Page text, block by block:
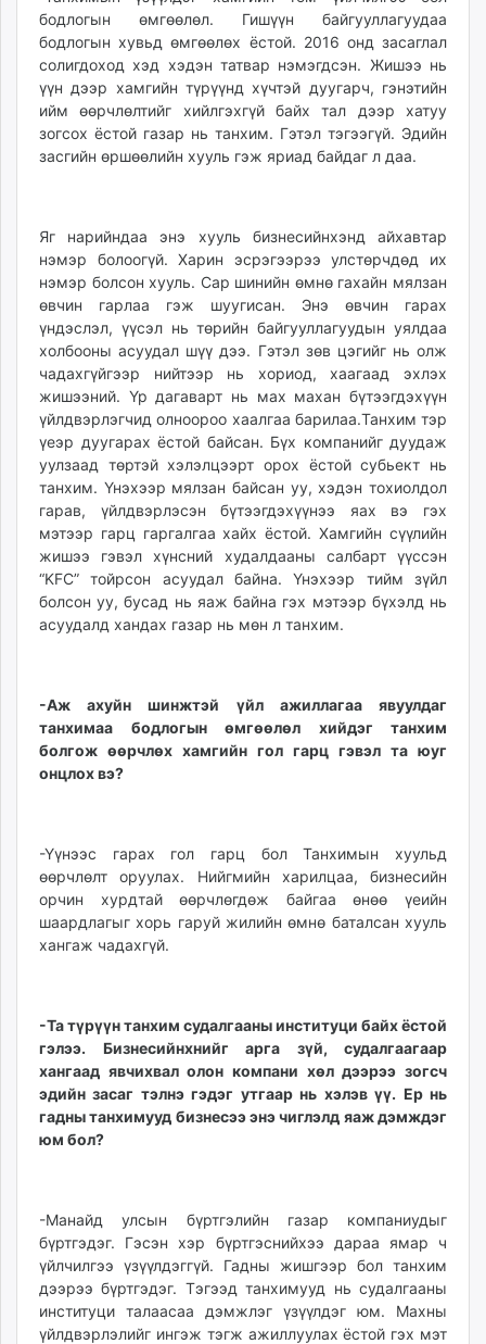
бодлогын өмгөөлөл. Гишүүн байгууллагуудаа
бодлогын хувьд өмгөөлөх ёстой. 2016 онд засаглал
солигдоход хэд хэдэн татвар нэмэгдсэн. Жишээ нь
үүн дээр хамгийн түрүүнд хүчтэй дуугарч, гэнэтийн
ийм өөрчлөлтийг хийлгэхгүй байх тал дээр хатуу
зогсох ёстой газар нь танхим. Гэтэл тэгээгүй. Эдийн
засгийн өршөөлийн хууль гэж яриад байдаг л даа.
Яг нарийндаа энэ хууль бизнесийнхэнд айхавтар
нэмэр болоогүй. Харин эсрэгээрээ улстөрчдөд их
нэмэр болсон хууль. Сар шинийн өмнө гахайн мялзан
өвчин гарлаа гэж шуугисан. Энэ өвчин гарах
үндэслэл, үүсэл нь төрийн байгууллагуудын уялдаа
холбооны асуудал шүү дээ. Гэтэл зөв цэгийг нь олж
чадахгүйгээр нийтээр нь хориод, хаагаад эхлэх
жишээний. Үр дагаварт нь мах махан бүтээгдэхүүн
үйлдвэрлэгчид олноороо хаалгаа барилаа.Танхим тэр
үеэр дуугарах ёстой байсан. Бүх компанийг дуудаж
уулзаад төртэй хэлэлцээрт орох ёстой субьект нь
танхим. Үнэхээр мялзан байсан уу, хэдэн тохиолдол
гарав, үйлдвэрлэсэн бүтээгдэхүүнээ яах вэ гэх
мэтээр гарц гаргалгаа хайх ёстой. Хамгийн сүүлийн
жишээ гэвэл хүнсний худалдааны салбарт үүссэн
“KFC” тойрсон асуудал байна. Үнэхээр тийм зүйл
болсон уу, бусад нь яаж байна гэх мэтээр бүхэлд нь
асуудалд хандах газар нь мөн л танхим.
-Аж ахуйн шинжтэй үйл ажиллагаа явуулдаг
танхимаа бодлогын өмгөөлөл хийдэг танхим
болгож өөрчлөх хамгийн гол гарц гэвэл та юуг
онцлох вэ?
-Үүнээс гарах гол гарц бол Танхимын хуульд
өөрчлөлт оруулах. Нийгмийн харилцаа, бизнесийн
орчин хурдтай өөрчлөгдөж байгаа өнөө үеийн
шаардлагыг хорь гаруй жилийн өмнө баталсан хууль
хангаж чадахгүй.
-Та түрүүн танхим судалгааны институци байх ёстой
гэлээ. Бизнесийнхнийг арга зүй, судалгаагаар
хангаад явчихвал олон компани хөл дээрээ зогсч
эдийн засаг тэлнэ гэдэг утгаар нь хэлэв үү. Ер нь
гадны танхимууд бизнесээ энэ чиглэлд яаж дэмждэг
юм бол?
-Манайд улсын бүртгэлийн газар компаниудыг
бүртгэдэг. Гэсэн хэр бүртгэснийхээ дараа ямар ч
үйлчилгээ үзүүлдэггүй. Гадны жишгээр бол танхим
дээрээ бүртгэдэг. Тэгээд танхимууд нь судалгааны
институци талаасаа дэмжлэг үзүүлдэг юм. Махны
үйлдвэрлэлийг ингэж тэгж ажиллуулах ёстой гэх мэт